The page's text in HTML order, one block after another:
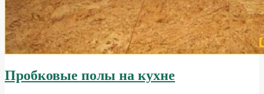
Пробковые полы на кухне